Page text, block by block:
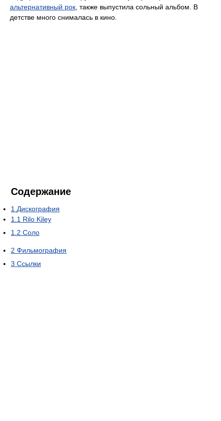
альтернативный рок , также выпустила сольный альбом. В
детстве много снималась в кино.
Содержание
1 Дискография
1.1 Rilo Kiley
1.2 Соло
2 Фильмография
3 Ссылки